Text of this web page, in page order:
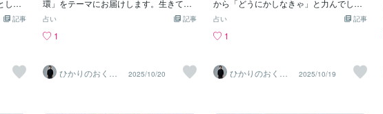
して
る“真
っ
ゃな
った
記事
環」をテーマにお届けします。生きてい
ると、すべてが止まってしまったように
えないところで世界は静かに動き続けて
愛の流れを信じること。〜〜〜始まりは
愛からそして愛へと痛み 苦しみ そし
記事
占い
1
ひかりのおくり
て〜SinMa〜
2025/10/20
から「どうにかしなきゃ」と力んでしま
うことがあります。でも本当の癒しや導
んできます。今回のコトノハのしずく
詩。「何もしない」ではなく、「信じる
方にすべてを明け渡す」こと。それが魂
記事
占い
1
ひかりのおくり
て〜SinMa〜
2025/10/19